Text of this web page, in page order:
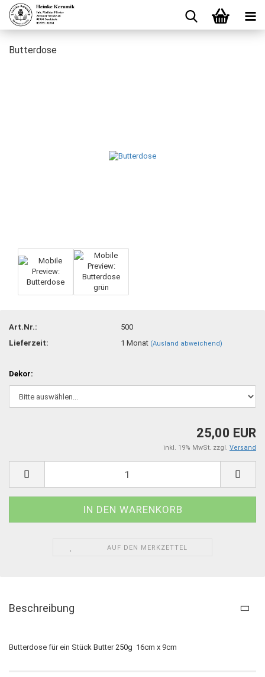
Butterdose
Art.Nr.:
500
Lieferzeit:
1 Monat (Ausland abweichend)
Dekor:
25,00 EUR
inkl. 19% MwSt. zzgl. Versand
AUF DEN MERKZETTEL
Beschreibung
Butterdose für ein Stück Butter 250g 16cm x 9cm